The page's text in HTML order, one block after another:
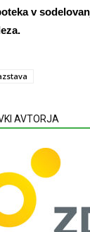
v
AVTORJA